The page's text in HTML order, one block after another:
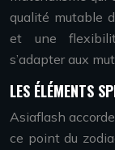
qualité mutable
et une
s’adapter aux
LES ÉLÉMENTS
Asiaflash
ce point du